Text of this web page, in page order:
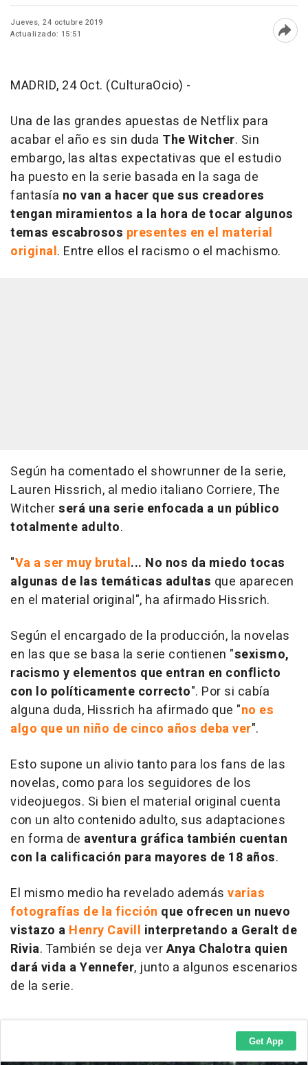
Jueves, 24 octubre 2019
Actualizado: 15:51
MADRID, 24 Oct. (CulturaOcio) -
Una de las grandes apuestas de Netflix para
acabar el año es sin duda The Witcher. Sin
embargo, las altas expectativas que el estudio
ha puesto en la serie basada en la saga de
fantasía no van a hacer que sus creadores
tengan miramientos a la hora de tocar algunos
temas escabrosos presentes en el material
original. Entre ellos el racismo o el machismo.
Según ha comentado el showrunner de la serie,
Lauren Hissrich, al medio italiano Corriere, The
Witcherserá una serie enfocada a un público
totalmente adulto.
"Va a ser muy brutal... No nos da miedo tocas
algunas de las temáticas adultas que aparecen
en el material original", ha afirmado Hissrich.
Según el encargado de la producción, la novelas
en las que se basa la serie contienen "sexismo,
racismo y elementos que entran en conflicto
con lo políticamente correcto". Por si cabía
alguna duda, Hissrich ha afirmado que "no es
algo que un niño de cinco años deba ver".
Esto supone un alivio tanto para los fans de las
novelas, como para los seguidores de los
videojuegos. Si bien el material original cuenta
con un alto contenido adulto, sus adaptaciones
en forma de aventura gráfica también cuentan
con la calificación para mayores de 18 años.
El mismo medio ha revelado además varias
fotografías de la ficción que ofrecen un nuevo
vistazo a Henry Cavill interpretando a Geralt de
Rivia. También se deja verAnya Chalotra quien
dará vida a Yennefer, junto a algunos escenarios
de la serie.